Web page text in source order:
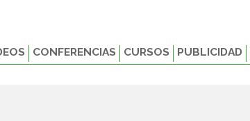
CONFERENCIAS CURSOS PUBLICIDAD